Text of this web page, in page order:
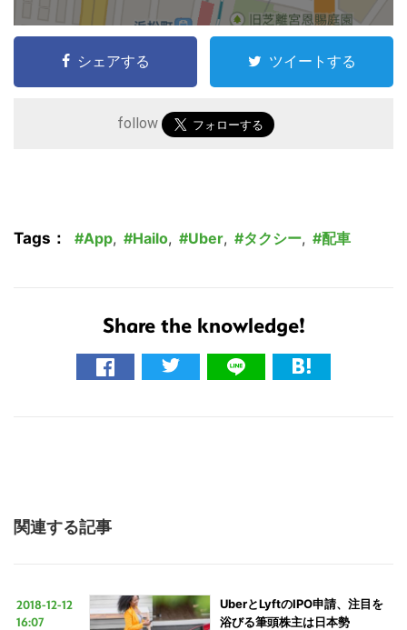
シェアする ツイートする
follow
Tags： App, Hailo, Uber, タクシー, 配車
Share the knowledge!
関連する記事
2018-12-12
16:07
UberとLyftのIPO申請、注目を
浴びる筆頭株主は日本勢